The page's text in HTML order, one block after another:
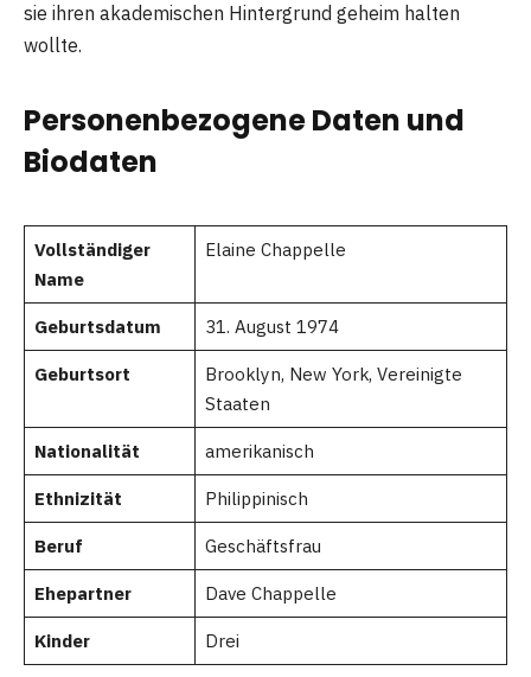
sie ihren akademischen Hintergrund geheim halten
wollte.
Personenbezogene Daten und
Biodaten
Vollständiger
Name
Elaine Chappelle
Geburtsdatum 31. August 1974
Geburtsort
Brooklyn, New York, Vereinigte
Staaten
Nationalität amerikanisch
Ethnizität Philippinisch
Beruf Geschäftsfrau
Ehepartner Dave Chappelle
Kinder Drei